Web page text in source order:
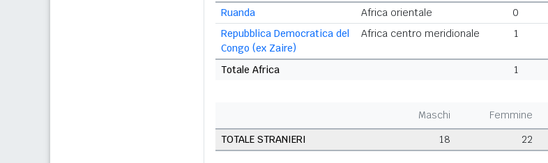
Ruanda
Africa orientale 0
Repubblica Democratica del
Congo (ex Zaire)
Africa centro meridionale 1
Totale Africa 1
Maschi Femmine
TOTALE STRANIERI
18 22